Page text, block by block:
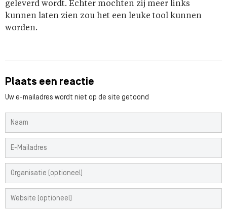
geleverd wordt. Echter mochten zij meer links
kunnen laten zien zou het een leuke tool kunnen
worden.
Plaats een reactie
Uw e-mailadres wordt niet op de site getoond